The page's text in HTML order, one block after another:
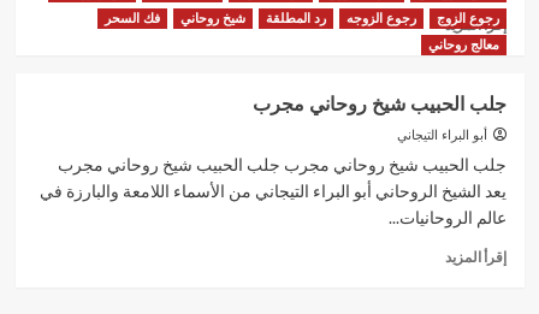
إقرأ المزيداقرأ
المزيد
السحر
جلب
الحبيب
للزواج
بك
رجوع الزوج
رجوع الزوجه رد المطلقة شيخ روحاني
فك السحر
معالج روحاني
جلب الحبيب شيخ روحاني مجرب
أبو البراء التيجاني
جلب الحبيب شيخ روحاني مجرب جلب الحبيب شيخ روحاني مجرب
يعد الشيخ الروحاني أبو البراء التيجاني من الأسماء اللامعة والبارزة في
عالم الروحانيات...
إقرأ المزيد